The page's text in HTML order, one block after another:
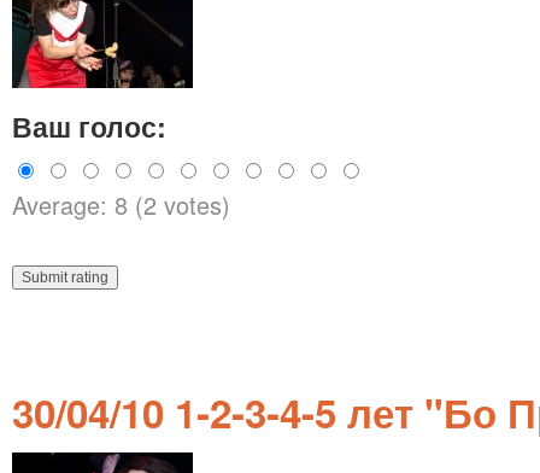
Ваш голос:
Average: 8 (2 votes)
30/04/10 1-2-3-4-5 лет "Бо